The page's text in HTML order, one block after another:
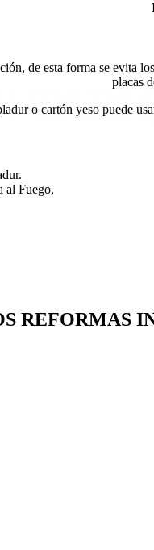
al Fuego,
de esta forma se evita
placas
o cartón yeso puede
REFORMAS